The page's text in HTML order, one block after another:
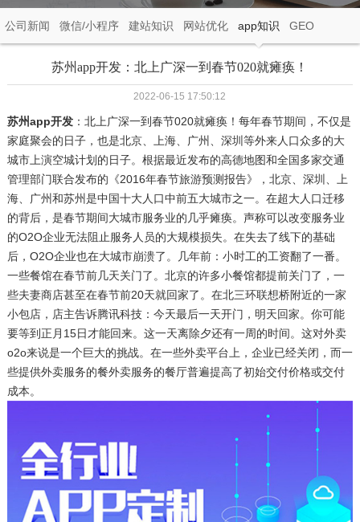
公司新闻 微信/小程序 建站知识 网站优化 app知识 GEO
苏州app开发：北上广深一到春节020就瘫痪！
2022-06-15 17:50:12
苏州app开发：北上广深一到春节020就瘫痪！每年春节期间，不仅是
家庭聚会的日子，也是北京、上海、广州、深圳等外来人口众多的大
城市上演空城计划的日子。根据最近发布的高德地图和全国多家交通
管理部门联合发布的《2016年春节旅游预测报告》，北京、深圳、上
海、广州和苏州是中国十大人口中前五大城市之一。在超大人口迁移
的背后，是春节期间大城市服务业的几乎瘫痪。声称可以改变服务业
的O2O企业无法阻止服务人员的大规模损失。在失去了线下的基础
后，O2O企业也在大城市崩溃了。几年前：小时工的工资翻了一番。
一些餐馆在春节前几天关门了。北京的许多小餐馆都提前关门了，一
些夫妻商店甚至在春节前20天就回家了。在北三环联想桥附近的一家
小包店，店主告诉腾讯科技：今天最后一天开门，明天回家。你可能
要等到正月15日才能回来。这一天离除夕还有一周的时间。这对外卖
o2o来说是一个巨大的挑战。在一些外卖平台上，企业已经关闭，而一
些提供外卖服务的餐外卖服务的餐厅普遍提高了初始交付价格或交付
成本。